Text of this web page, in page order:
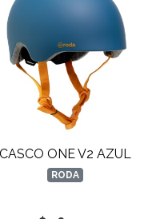
ONE V2 AZUL
RODA